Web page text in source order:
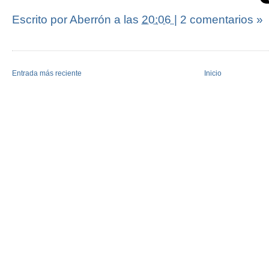
Escrito por Aberrón a las 20:06 | 2 comentarios »
Entrada más reciente Inicio